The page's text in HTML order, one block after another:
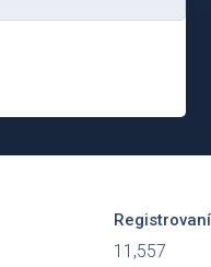
11,557